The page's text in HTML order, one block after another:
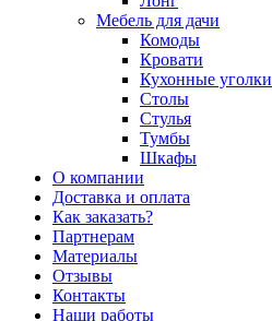
Мебель для дачи
Комоды
Кровати
Кухонные уголки
Столы
Стулья
Тумбы
Шкафы
О компании
Доставка и оплата
Как заказать?
Партнерам
Материалы
Отзывы
Контакты
Наши работы